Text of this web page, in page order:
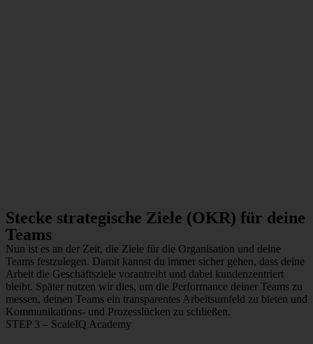
Stecke strategische Ziele (OKR) für deine
Teams
Nun ist es an der Zeit, die Ziele für die Organisation und deine
Teams festzulegen. Damit kannst du immer sicher gehen, dass deine
Arbeit die Geschäftsziele vorantreibt und dabei kundenzentriert
bleibt. Später nutzen wir dies, um die Performance deiner Teams zu
messen, deinen Teams ein transparentes Arbeitsumfeld zu bieten und
Kommunikations- und Prozesslücken zu schließen.
STEP 3 – ScaleIQ Academy